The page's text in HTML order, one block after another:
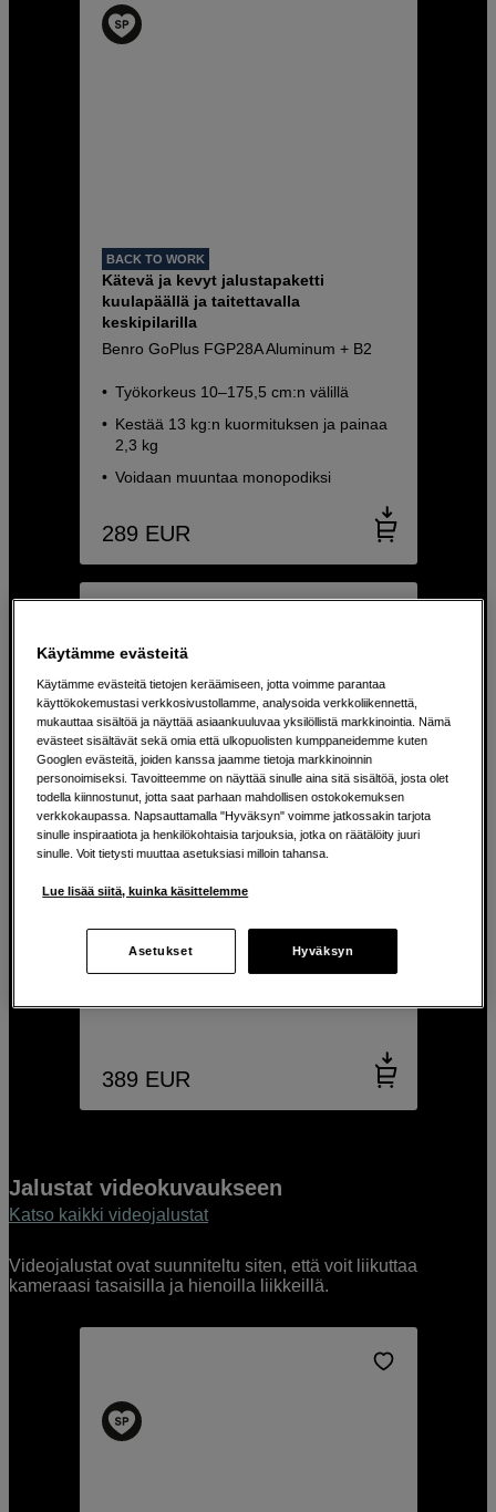
BACK TO WORK
Kätevä ja kevyt jalustapaketti
kuulapäällä ja taitettavalla
keskipilarilla
Benro GoPlus FGP28A Aluminum + B2
Työkorkeus 10–175,5 cm:n välillä
Kestää 13 kg:n kuormituksen ja painaa
2,3 kg
Voidaan muuntaa monopodiksi
289 EUR
Cyanbird Carbon Tripod FS30 Ball
Head Kit
Benro Cyanbird Carbon Tripod FS30 Ball
389 EUR
Jalustat videokuvaukseen
Katso kaikki videojalustat
Videojalustat ovat suunniteltu siten, että voit liikuttaa
kameraasi tasaisilla ja hienoilla liikkeillä.
Käytämme evästeitä
Käytämme evästeitä tietojen keräämiseen, jotta voimme parantaa
käyttökokemustasi verkkosivustollamme, analysoida verkkoliikennettä,
mukauttaa sisältöä ja näyttää asiaankuuluvaa yksilöllistä markkinointia. Nämä
evästeet sisältävät sekä omia että ulkopuolisten kumppaneidemme kuten
Googlen evästeitä, joiden kanssa jaamme tietoja markkinoinnin
personoimiseksi. Tavoitteemme on näyttää sinulle aina sitä sisältöä, josta olet
todella kiinnostunut, jotta saat parhaan mahdollisen ostokokemuksen
verkkokaupassa. Napsauttamalla "Hyväksyn" voimme jatkossakin tarjota
sinulle inspiraatiota ja henkilökohtaisia tarjouksia, jotka on räätälöity juuri
sinulle. Voit tietysti muuttaa asetuksiasi milloin tahansa.
Lue lisää siitä, kuinka käsittelemme
Asetukset Hyväksyn